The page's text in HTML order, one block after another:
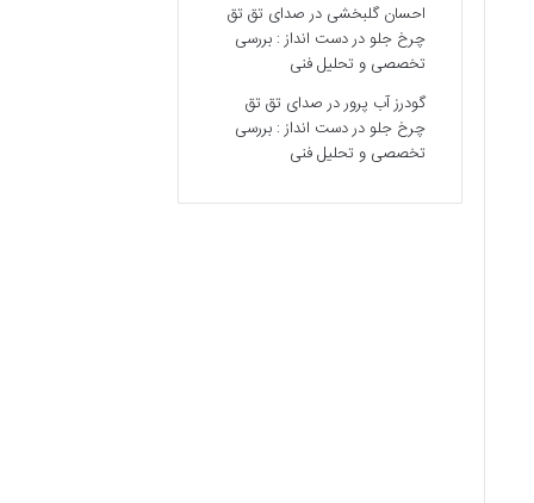
احسان گلبخشی درصدای تق تق
چرخ جلو در دست انداز : بررسی
تخصصی و تحلیل فنی
گودرز آب پروردرصدای تق تق
چرخ جلو در دست انداز : بررسی
تخصصی و تحلیل فنی